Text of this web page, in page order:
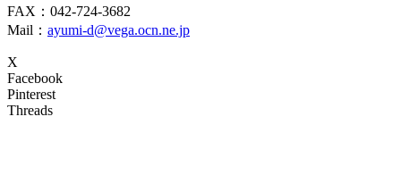
FAX：042-724-3682
Mail： ayumi-d@vega.ocn.ne.jp
X
Facebook
Pinterest
Threads